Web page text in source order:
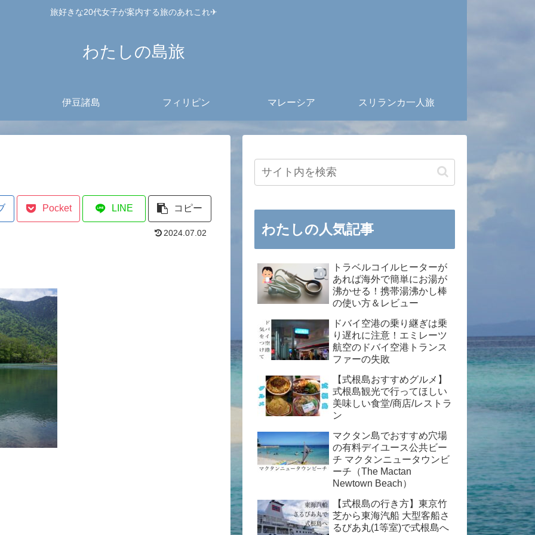
旅好きな20代女子が案内する旅のあれこれ✈︎
わたしの島旅
伊豆諸島 フィリピン マレーシア スリランカ一人旅
Pocket LINE コピー
2024.07.02 わたしの人気記事
トラベルコイルヒーターが
あれば海外で簡単にお湯が
沸かせる！携帯湯沸かし棒
の使い方＆レビュー
ドバイ空港の乗り継ぎは乗
り遅れに注意！エミレーツ
航空のドバイ空港トランス
ファーの失敗
【式根島おすすめグルメ】
式根島観光で行ってほしい
美味しい食堂/商店/レストラ
ン
マクタン島でおすすめ穴場
の有料デイユース公共ビー
チ マクタンニュータウンビ
ーチ（The Mactan
Newtown Beach）
【式根島の行き方】東京竹
芝から東海汽船 大型客船さ
るびあ丸(1等室)で式根島へ